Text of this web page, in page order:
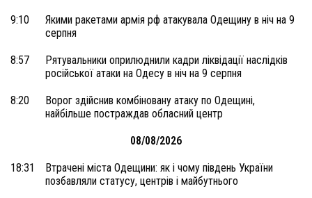
9:10
Якими ракетами армія рф атакувала Одещину в ніч на 9
серпня
8:57
Рятувальники оприлюднили кадри ліквідації наслідків
російської атаки на Одесу в ніч на 9 серпня
8:20
Ворог здійснив комбіновану атаку по Одещині,
найбільше постраждав обласний центр
08/08/2026
18:31
Втрачені міста Одещини: як і чому південь України
позбавляли статусу, центрів і майбутнього